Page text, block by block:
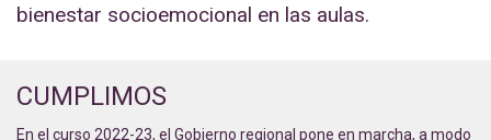
bienestar socioemocional en las aulas.
CUMPLIMOS
En el curso 2022-23, el Gobierno regional pone en marcha, a modo